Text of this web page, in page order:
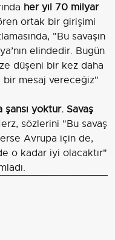
her yıl 70 milyar
ortak bir girişimi
"Bu savaşın
elindedir. Bugün
düşeni bir kez daha
bir mesaj vereceğiz"
şansı yoktur. Savaş
sözlerini "Bu savaş
Avrupa için de,
o kadar iyi olacaktır"